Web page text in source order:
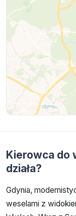
Kierowca do
działa?
Gdynia,
weselami z